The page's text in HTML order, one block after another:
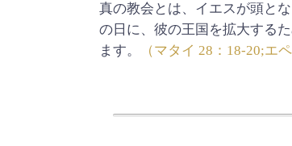
真の教会とは、イエスが頭と
の日に、彼の王国を拡大する
ます。
（マタイ 28：18-20;エ